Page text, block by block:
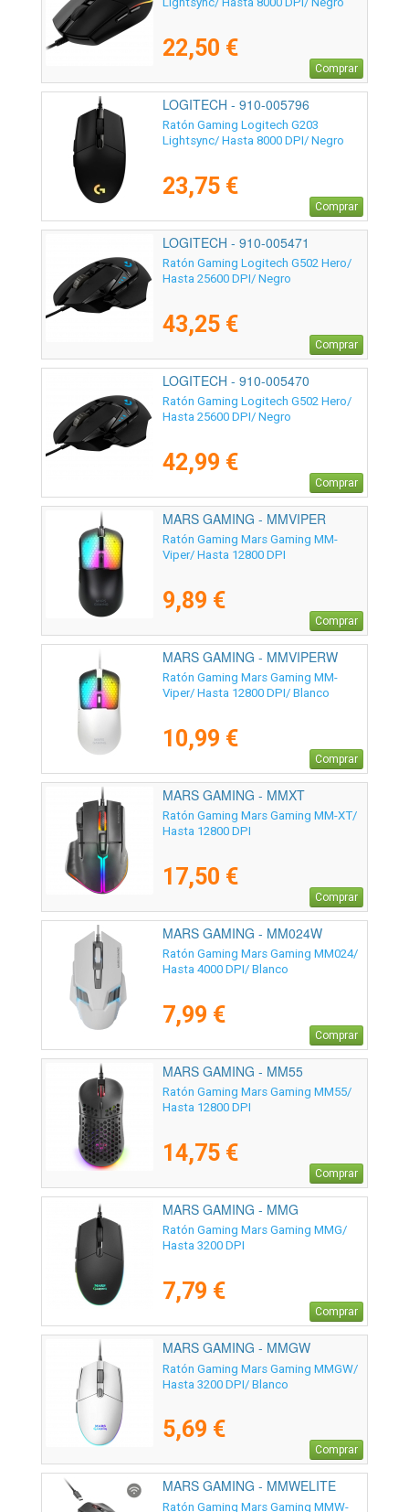
22,50 €
Comprar
LOGITECH - 910-005796
Ratón Gaming Logitech G203
Lightsync/ Hasta 8000 DPI/ Negro
23,75 €
Comprar
LOGITECH - 910-005471
Ratón Gaming Logitech G502 Hero/
Hasta 25600 DPI/ Negro
43,25 €
Comprar
LOGITECH - 910-005470
Ratón Gaming Logitech G502 Hero/
Hasta 25600 DPI/ Negro
42,99 €
Comprar
MARS GAMING - MMVIPER
Ratón Gaming Mars Gaming MM-
Viper/ Hasta 12800 DPI
9,89 €
Comprar
MARS GAMING - MMVIPERW
Ratón Gaming Mars Gaming MM-
Viper/ Hasta 12800 DPI/ Blanco
10,99 €
Comprar
MARS GAMING - MMXT
Ratón Gaming Mars Gaming MM-XT/
Hasta 12800 DPI
17,50 €
Comprar
MARS GAMING - MM024W
Ratón Gaming Mars Gaming MM024/
Hasta 4000 DPI/ Blanco
7,99 €
Comprar
MARS GAMING - MM55
Ratón Gaming Mars Gaming MM55/
Hasta 12800 DPI
14,75 €
Comprar
MARS GAMING - MMG
Ratón Gaming Mars Gaming MMG/
Hasta 3200 DPI
7,79 €
Comprar
MARS GAMING - MMGW
Ratón Gaming Mars Gaming MMGW/
Hasta 3200 DPI/ Blanco
5,69 €
Comprar
MARS GAMING - MMWELITE
Ratón Gaming Mars Gaming MMW-